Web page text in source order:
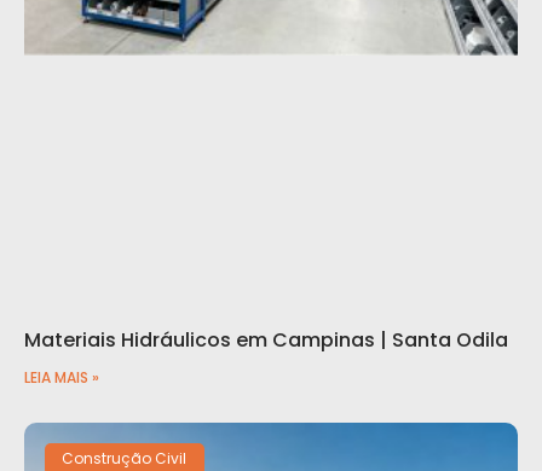
Materiais Hidráulicos em Campinas | Santa Odila
LEIA MAIS »
Construção Civil